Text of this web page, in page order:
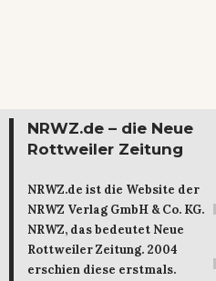
NRWZ.de – die Neue
Rottweiler Zeitung
NRWZ.de ist die Website der
NRWZ Verlag GmbH & Co. KG.
NRWZ, das bedeutet Neue
Rottweiler Zeitung. 2004
erschien diese erstmals.